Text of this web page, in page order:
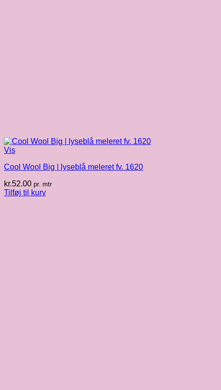
Vis
Cool Wool Big | lyseblå meleret fv. 1620
kr.52.00 pr. mtr
Tilføj til kurv